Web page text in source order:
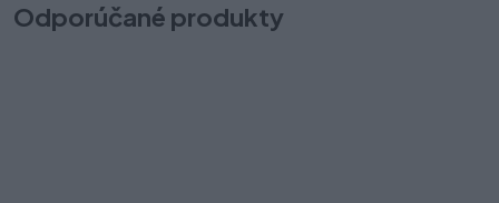
Odporúčané produkty